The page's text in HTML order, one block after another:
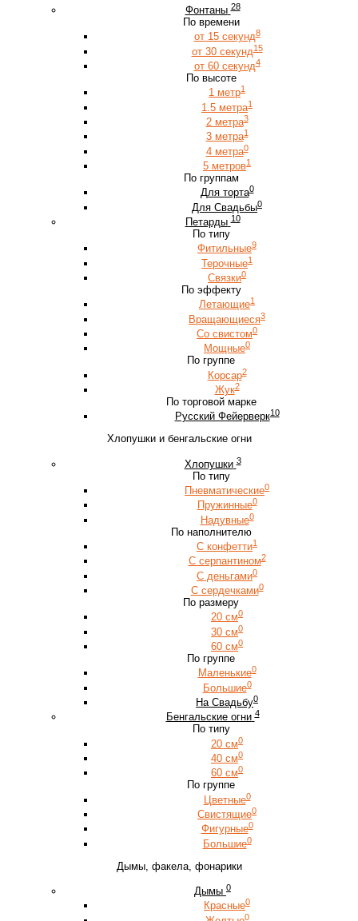
Фонтаны 28
По времени
от 15 секунд8
от 30 секунд15
от 60 секунд4
По высоте
1 метр1
1.5 метра1
2 метра3
3 метра1
4 метра0
5 метров1
По группам
Для торта0
Для Свадьбы0
Петарды 10
По типу
Фитильные9
Терочные1
Связки0
По эффекту
Летающие1
Вращающиеся3
Со свистом0
Мощные0
По группе
Корсар2
Жук2
По торговой марке
Русский Фейерверк10
Хлопушки и бенгальские огни
Хлопушки 3
По типу
Пневматические0
Пружинные0
Надувные0
По наполнителю
С конфетти1
С серпантином2
С деньгами0
С сердечками0
По размеру
20 см0
30 см0
60 см0
По группе
Маленькие0
Большие0
На Свадьбу0
Бенгальские огни 4
По типу
20 см0
40 см0
60 см0
По группе
Цветные0
Свистящие0
Фигурные0
Большие0
Дымы, факела, фонарики
Дымы 0
Красные0
0